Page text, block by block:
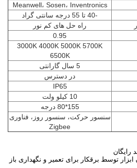
Meanwell، Sosen، Inventronics
-40 تا 55 درجه سانتی گراد
راه حل های کم نور
0.95
3000K 4000K 5000K 5700K
6500K
5 سال گارانتی
در دسترس
IP65
10 کیلو ولت
155*80 درجه
سنسور حرکت، سنسور روز، فناوری
Zigbee
رایگان
توسط برقکار برای تعمیر و نگهداری باز